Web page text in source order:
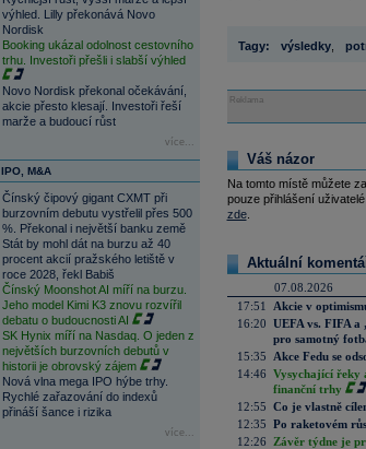
výhled. Lilly překonává Novo
Nordisk
Booking ukázal odolnost cestovního
trhu. Investoři přešli i slabší výhled
Novo Nordisk překonal očekávání,
akcie přesto klesají. Investoři řeší
marže a budoucí růst
více...
IPO, M&A
Čínský čipový gigant CXMT při
burzovním debutu vystřelil přes 500
%. Překonal i největší banku země
Stát by mohl dát na burzu až 40
procent akcií pražského letiště v
roce 2028, řekl Babiš
Čínský Moonshot AI míří na burzu.
Jeho model Kimi K3 znovu rozvířil
debatu o budoucnosti AI
SK Hynix míří na Nasdaq. O jeden z
největších burzovních debutů v
historii je obrovský zájem
Nová vlna mega IPO hýbe trhy.
Rychlé zařazování do indexů
přináší šance i rizika
více...
Tagy: výsledky,
Reklama
Váš názor
Na tomto místě můžete
pouze přihlášení
zde.
Aktuální
07.08.2026
17:51
Akcie v
16:20 UEFA vs. FIFA
pro samotný
15:35
Akce Fedu se
14:46 Vysychající řeky
finanční trhy
12:55 Co je vlastně
12:35 Po raketovém
12:26
Závěr týdne je